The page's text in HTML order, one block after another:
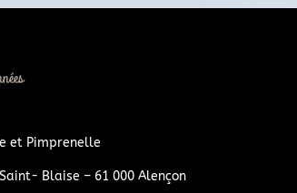
et Pimprenelle
Blaise – 61 000 Alençon